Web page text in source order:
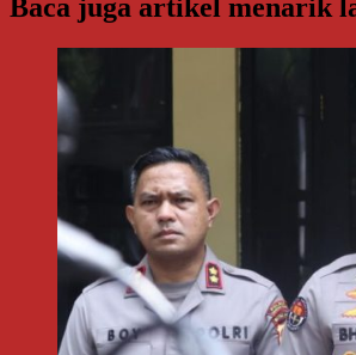
Baca juga artikel menarik